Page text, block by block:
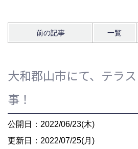
前の記事 一覧
大和郡山市にて、テラ
事！
公開日：2022/06/23(木)
更新日：2022/07/25(月)